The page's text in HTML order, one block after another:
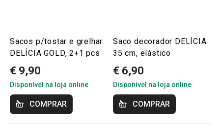
Sacos p/tostar e grelhar
DELÍCIA GOLD, 2+1 pcs
€ 9,90
Disponível na loja online
COMPRAR
Saco decorador DELÍCIA
35 cm, elástico
€ 6,90
Disponível na loja online
COMPRAR